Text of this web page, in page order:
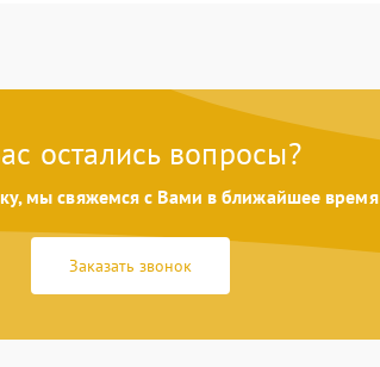
остались вопросы?
мы свяжемся с Вами в ближайшее время
Заказать звонок